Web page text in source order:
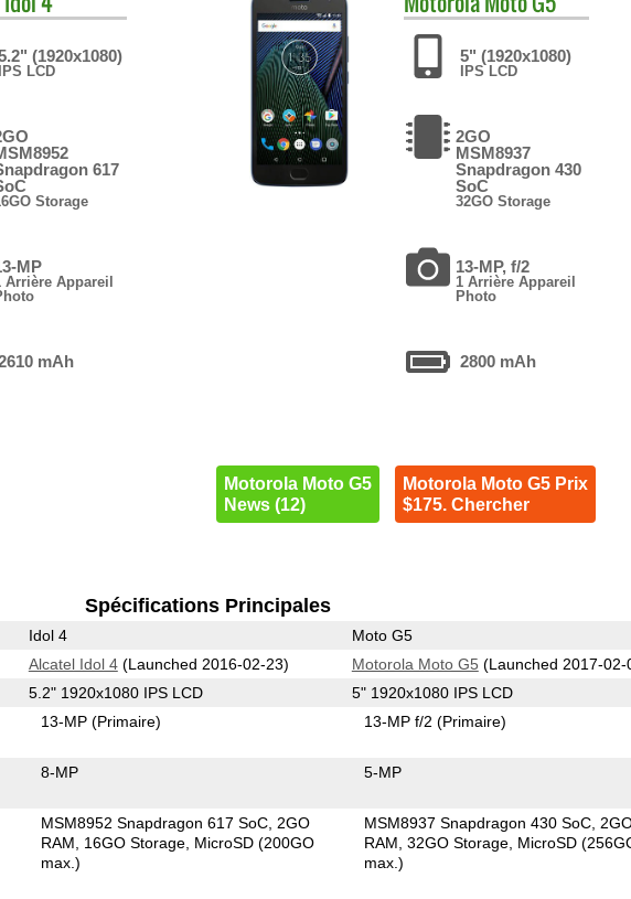
(1920x1080)
IPS LCD
617
Storage
MP
Arrière Appareil
mAh
5" (1920x1080)
IPS LCD
2GO
MSM8937
Snapdragon 430
SoC
32GO Storage
13-MP, f/2
1 Arrière Appareil
Photo
2800 mAh
Motorola Moto G5
News (12)
Motorola Moto G5 Prix
$175. Chercher
Spécifications Principales
Idol 4 Moto G5
Alcatel Idol 4(Launched 2016-02-23) Motorola Moto G5 (Launched 2017-02-
5.2" 1920x1080 IPS LCD 5" 1920x1080 IPS LCD
13-MP(Primaire) 13-MP f/2(Primaire)
8-MP 5-MP
MSM8952 Snapdragon 617 SoC 2GO
RAM
16GO Storage MicroSD (200GO
max.)
MSM8937 Snapdragon 430 SoC
RAM 32GO Storage MicroSD
max.)